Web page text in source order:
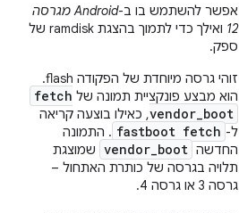
אפשר להשתמש בו ב-
Android מגרסה
12
ואילך כדי לתמוך בהצגת ramdisk של
ספק.
זוהי גרסה מיוחדת של הפקודה flash.
הוא מבצע פונקציית תמונה של fetch
vendor_boot, כאילו בוצעה קריאה
ל- fastboot fetch . התמונה
החדשה vendor_boot שמוצגת
תלויה בגרסה של כותרת האתחול –
גרסה 3 או גרסה 4.